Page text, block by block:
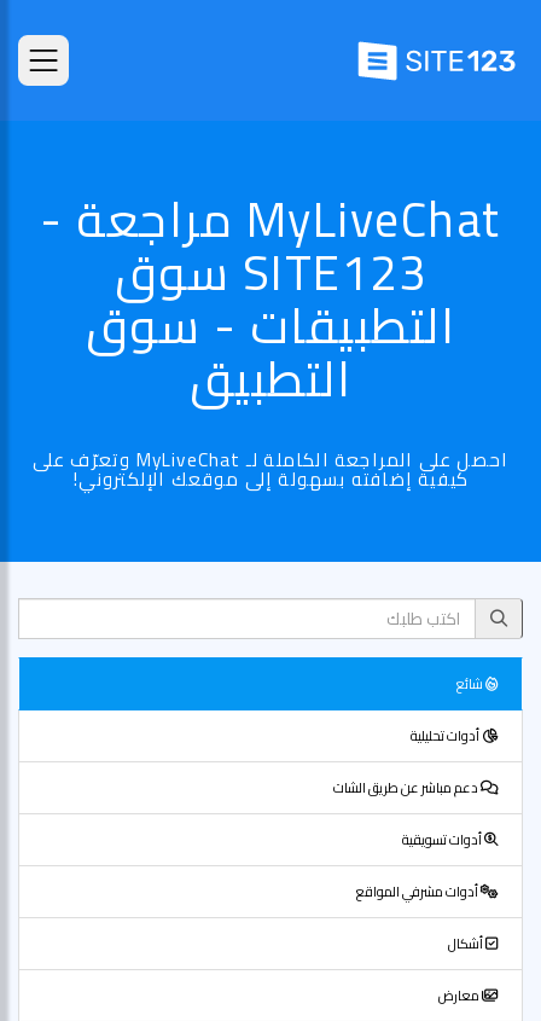
MyLiveChat مراجعة -
SITE123 سوق
التطبيقات - سوق
التطبيق
احصل على المراجعة الكاملة لـ MyLiveChat وتعرّف على
كيفية إضافته بسهولة إلى موقعك الإلكتروني!
شائع
أدوات تحليلية
دعم مباشر عن طريق الشات
أدوات تسويقية
أدوات مشرفي المواقع
أشكال
معارض